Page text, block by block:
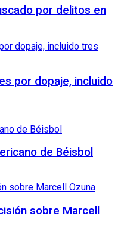
por delitos en
por dopaje, incluido
de Béisbol
sobre Marcell